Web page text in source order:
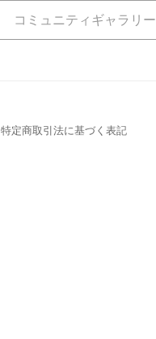
コミュニティギャラリー
特定商取引法に基づく表記